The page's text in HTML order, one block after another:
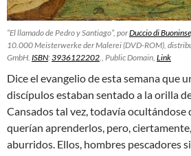
“El llamado de Pedro y Santiago”, porDuccio di
10.000 Meisterwerke der Malerei (DVD-ROM),
GmbH. ISBN:3936122202., Public Domain, Link
Dice el evangelio de esta semana que
discípulos estaban sentado a la orilla
Cansados tal vez, todavía ocultándose
querían aprenderlos, pero,
aburridos. Ellos, hombres pescadores